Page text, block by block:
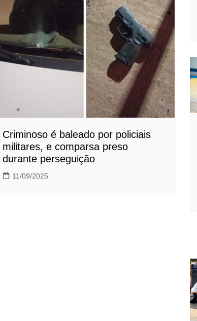
Criminoso é baleado por policiais
militares, e comparsa preso
durante perseguição
11/09/2025